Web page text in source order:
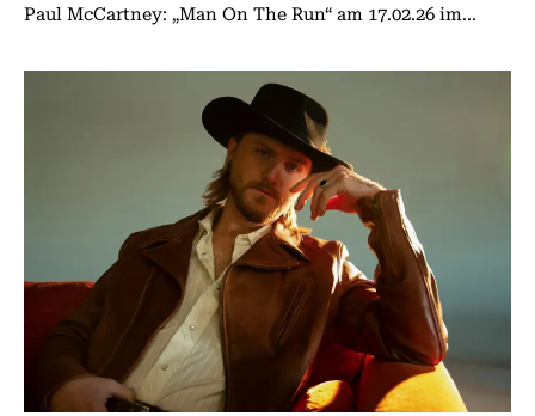
Paul McCartney: „Man On The Run“ am 17.02.26 im...